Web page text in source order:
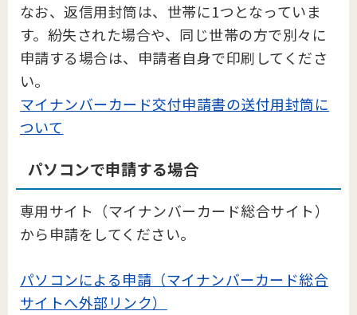
なお、返信用封筒は、世帯に1つとなっていま
す。紛失された場合や、同じ世帯の方で別々に
申請する場合は、申請者自身で印刷してくださ
い。
マイナンバーカード交付申請書の送付用封筒に
ついて
パソコンで申請する場合
専用サイト（マイナンバーカード総合サイト）
から申請をしてください。
パソコンによる申請（マイナンバーカード総合
サイトへ外部リンク）